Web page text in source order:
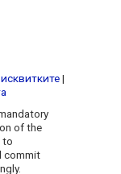
|
of the
to
commit